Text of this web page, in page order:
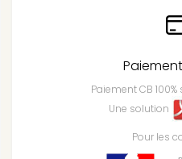
Paiement CB
Une solution
Pour les